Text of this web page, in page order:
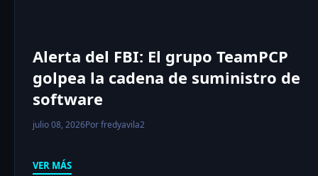
Alerta del FBI: El grupo TeamPCP
golpea la cadena de suministro de
software
julio 08, 2026Por fredyavila2
VER MÁS